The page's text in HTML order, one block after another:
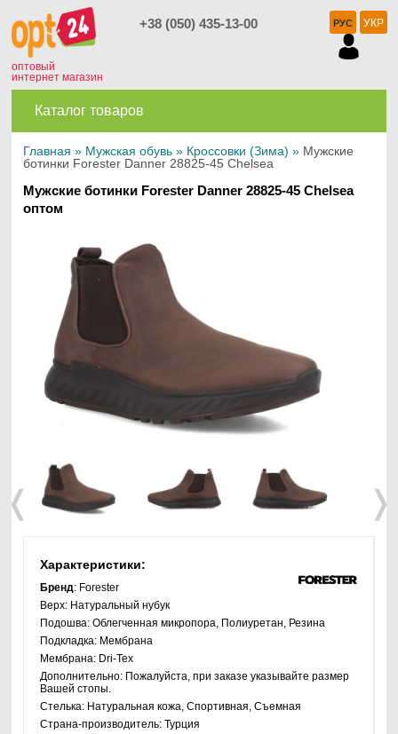
оптовый
интернет магазин
+38 (050) 435-13-00 РУС УКР
Каталог товаров
Главная » Мужская обувь » Кроссовки (Зима) » Мужские
ботинки Forester Danner 28825-45 Chelsea
Мужские ботинки Forester Danner 28825-45 Chelsea
оптом
❬ ❭
Характеристики:
Бренд: Forester
Верх: Натуральный нубук
Подошва:Облегченная микропора, Полиуретан, Резина
Подкладка: Мембрана
Мембрана: Dri-Tex
Дополнительно: Пожалуйста, при заказе указывайте размер
Вашей стопы.
Стелька: Натуральная кожа, Спортивная, Съемная
Страна-производитель:Турция